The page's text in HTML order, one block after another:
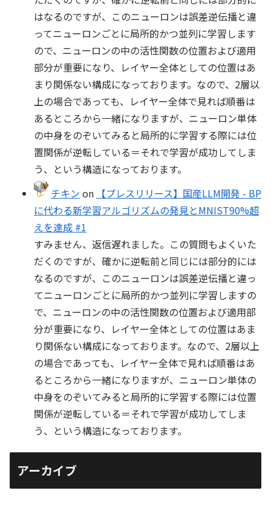
はなるのですが、このニューロンは誤差逆伝播と違
ってニューロンごとに局所的かつ並列に学習します
ので、ニューロンの中の活性関数の位置および適用
部分が重要になり、レイヤー全体としての位置はあ
まり関係ない構成になっております。なので、2層以
上の場合であっても、レイヤー全体で見れば順番は
あるところから一緒になりますが、ニューロン単体
の中身をのぞいてみると局所的に学習する際には位
置関係が逆転している＝それで学習が成功してしま
う、という構造になっております。
チキン on 【プレスリリース】国産LLM開発 - BP
に代わる新学習アルゴリズムの発見とMNIST90%超
えを達成 #1
すみません、返信遅れました。この質問もよくいた
だくのですが、確かに逆転前と同じには部分的には
なるのですが、このニューロンは誤差逆伝播と違っ
てニューロンごとに局所的かつ並列に学習しますの
で、ニューロンの中の活性関数の位置および適用部
分が重要になり、レイヤー全体としての位置はあま
り関係ない構成になっております。なので、2層以上
の場合であっても、レイヤー全体で見れば順番はあ
るところから一緒になりますが、ニューロン単体の
中身をのぞいてみると局所的に学習する際には位置
関係が逆転している＝それで学習が成功してしま
う、という構造になっております。
アーカイブ